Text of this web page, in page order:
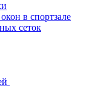
в спортзале
сеток